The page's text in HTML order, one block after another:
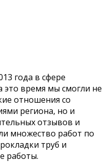
года в сфере
это время мы смогли не
отношения со
региона, но и
отзывов и
множество работ по
труб и
работы.